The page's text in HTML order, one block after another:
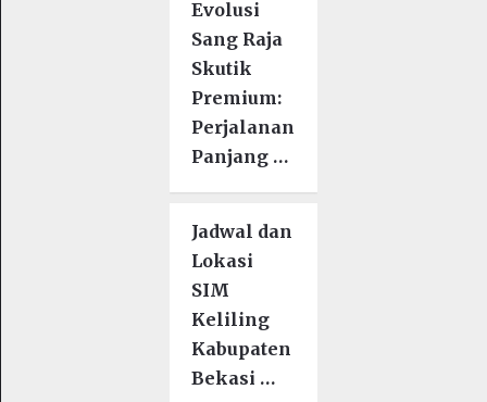
Evolusi
Sang Raja
Skutik
Premium:
Perjalanan
Panjang …
Jadwal dan
Lokasi
SIM
Keliling
Kabupaten
Bekasi …